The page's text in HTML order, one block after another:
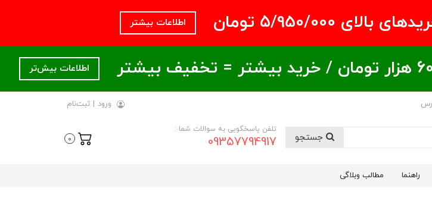
۵/950/000 تومان اطلاعات بیشتر
اطلاعات بیش‌تر
ورود | ثبت‌نام
تلفن پاسخگویی به سوالات شما :
09357794917
0
راهنما مطالب وبلاگی